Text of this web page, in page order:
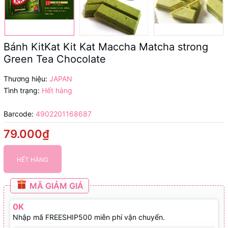
Bánh KitKat Kit Kat Maccha Matcha strong
Green Tea Chocolate
Thương hiệu: JAPAN
Tình trạng: Hết hàng
Barcode: 4902201168687
79.000₫
HẾT HÀNG
MÃ GIẢM GIÁ
0K
Nhập mã FREESHIP500 miễn phí vận chuyển.